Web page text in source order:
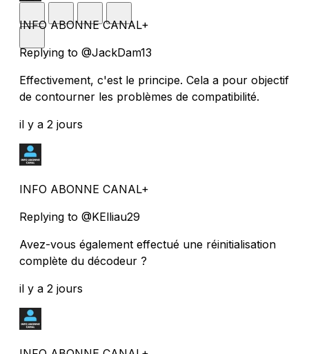
INFO ABONNE CANAL+
Replying to @JackDam13
Effectivement, c'est le principe. Cela a pour objectif
de contourner les problèmes de compatibilité.
il y a 2 jours
INFO ABONNE CANAL+
Replying to @KElliau29
Avez-vous également effectué une réinitialisation
complète du décodeur ?
il y a 2 jours